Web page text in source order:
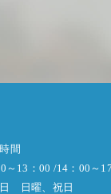
間
～13：00 /14：00～
日曜、祝日